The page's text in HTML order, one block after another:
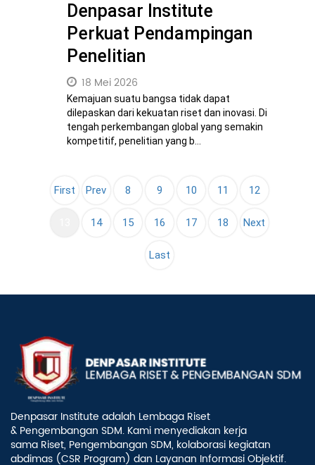
Denpasar Institute
Perkuat Pendampingan
Penelitian
18 Mei 2026
Kemajuan suatu bangsa tidak dapat
dilepaskan dari kekuatan riset dan inovasi. Di
tengah perkembangan global yang semakin
kompetitif, penelitian yang b...
First Prev 8 9 10 11 12
(current)
14 15 16 17 18 Next
Last
Denpasar Institute adalah Lembaga Riset
& Pengembangan SDM. Kami menyediakan kerja
sama Riset, Pengembangan SDM, kolaborasi kegiatan
abdimas (CSR Program) dan Layanan Informasi Objektif.